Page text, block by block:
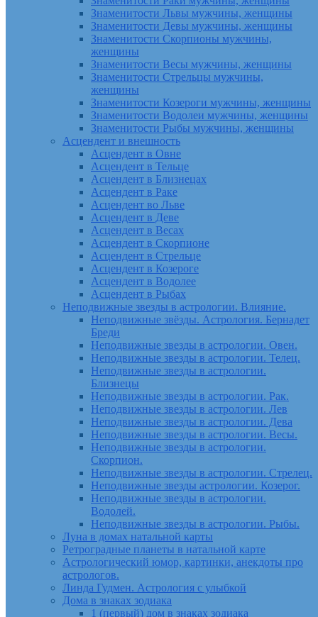
Знаменитости Львы мужчины, женщины
Знаменитости Девы мужчины, женщины
Знаменитости Скорпионы мужчины,
женщины
Знаменитости Весы мужчины, женщины
Знаменитости Стрельцы мужчины,
женщины
Знаменитости Козероги мужчины, женщины
Знаменитости Водолеи мужчины, женщины
Знаменитости Рыбы мужчины, женщины
Асцендент и внешность
Асцендент в Овне
Асцендент в Тельце
Асцендент в Близнецах
Асцендент в Раке
Асцендент во Льве
Асцендент в Деве
Асцендент в Весах
Асцендент в Скорпионе
Асцендент в Стрельце
Асцендент в Козероге
Асцендент в Водолее
Асцендент в Рыбах
Неподвижные звезды в астрологии. Влияние.
Неподвижные звёзды. Астрология. Бернадет
Бреди
Неподвижные звезды в астрологии. Овен.
Неподвижные звезды в астрологии. Телец.
Неподвижные звезды в астрологии.
Близнецы
Неподвижные звезды в астрологии. Рак.
Неподвижные звезды в астрологии. Лев
Неподвижные звезды в астрологии. Дева
Неподвижные звезды в астрологии. Весы.
Неподвижные звезды в астрологии.
Скорпион.
Неподвижные звезды в астрологии. Стрелец.
Неподвижные звезды астрологии. Козерог.
Неподвижные звезды в астрологии.
Водолей.
Неподвижные звезды в астрологии. Рыбы.
Луна в домах натальной карты
Ретроградные планеты в натальной карте
Астрологический юмор, картинки, анекдоты про
астрологов.
Линда Гудмен. Астрология с улыбкой
Дома в знаках зодиака
1 (первый) дом в знаках зодиака